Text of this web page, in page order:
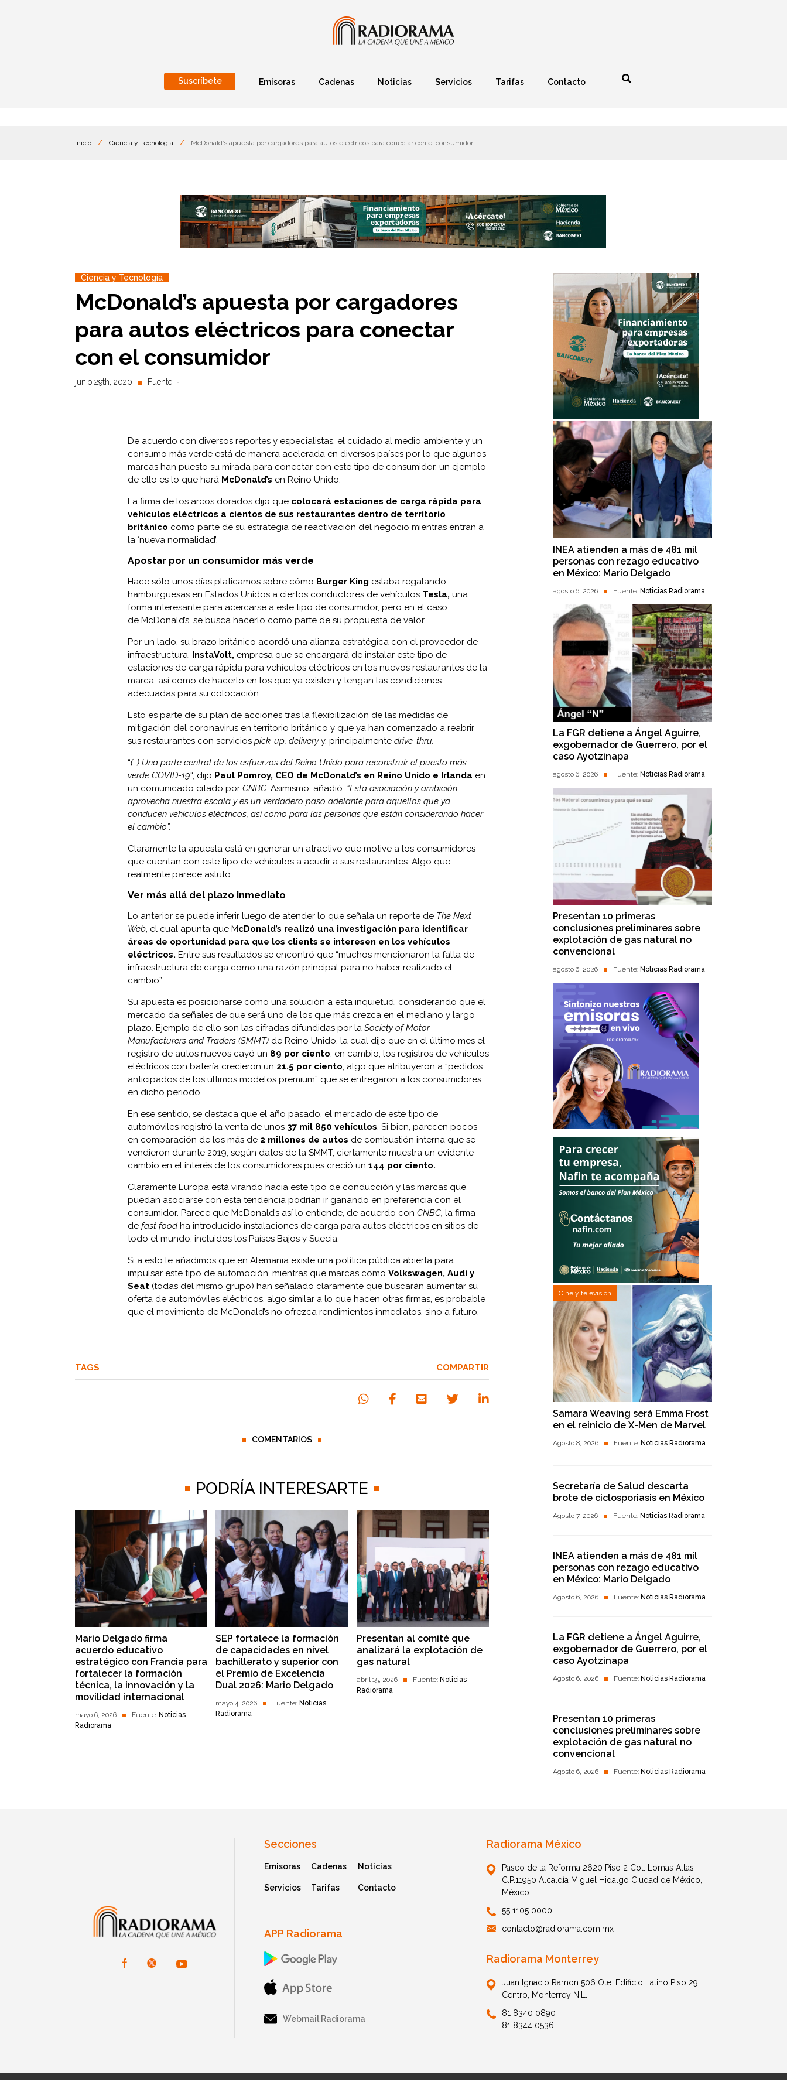
Suscríbete Emisoras Cadenas Noticias Servicios Tarifas Contacto
Inicio / Ciencia y Tecnología / McDonald’s apuesta por cargadores para autos eléctricos para conectar con el consumidor
Ciencia y Tecnología
McDonald’s apuesta por cargadores
para autos eléctricos para conectar
con el consumidor
junio 29th, 2020 Fuente: -
De acuerdo con diversos reportes y especialistas, el cuidado al medio ambiente y un
consumo más verde está de manera acelerada en diversos países por lo que algunos
marcas han puesto su mirada para conectar con este tipo de consumidor, un ejemplo
de ello es lo que hará McDonald’s en Reino Unido.
La firma de los arcos dorados dijo que colocará estaciones de carga rápida para
vehículos eléctricos a cientos de sus restaurantes dentro de territorio
británico como parte de su estrategia de reactivación del negocio mientras entran a
la ‘nueva normalidad’.
Apostar por un consumidor más verde
Hace sólo unos días platicamos sobre cómo Burger King estaba regalando
hamburguesas en Estados Unidos a ciertos conductores de vehículos Tesla, una
forma interesante para acercarse a este tipo de consumidor, pero en el caso
de McDonald’s, se busca hacerlo como parte de su propuesta de valor.
Por un lado, su brazo británico acordó una alianza estratégica con el proveedor de
infraestructura, InstaVolt, empresa que se encargará de instalar este tipo de
estaciones de carga rápida para vehículos eléctricos en los nuevos restaurantes de la
marca, así como de hacerlo en los que ya existen y tengan las condiciones
adecuadas para su colocación.
Esto es parte de su plan de acciones tras la flexibilización de las medidas de
mitigación del coronavirus en territorio británico y que ya han comenzado a reabrir
sus restaurantes con servicios pick-up, deliveryy, principalmente drive-thru.
“(…) Una parte central de los esfuerzos del Reino Unido para reconstruir el puesto más
verde COVID-19“, dijo Paul Pomroy, CEO de McDonald’s en Reino Unido e Irlanda en
un comunicado citado por CNBC. Asimismo, añadió: “Esta asociación y ambición
aprovecha nuestra escala y es un verdadero paso adelante para aquellos que ya
conducen vehículos eléctricos, así como para las personas que están considerando hacer
el cambio”.
Claramente la apuesta está en generar un atractivo que motive a los consumidores
que cuentan con este tipo de vehículos a acudir a sus restaurantes. Algo que
realmente parece astuto.
Ver más allá del plazo inmediato
Lo anterior se puede inferir luego de atender lo que señala un reporte de The Next
Web, el cual apunta que McDonald’s realizó una investigación para identificar
áreas de oportunidad para que los clients se interesen en los vehículos
eléctricos. Entre sus resultados se encontró que “muchos mencionaron la falta de
infraestructura de carga como una razón principal para no haber realizado el
cambio”.
Su apuesta es posicionarse como una solución a esta inquietud, considerando que el
mercado da señales de que será uno de los que más crezca en el mediano y largo
plazo. Ejemplo de ello son las cifradas difundidas por la Society of Motor
Manufacturers and Traders (SMMT) de Reino Unido, la cual dijo que en el último mes el
registro de autos nuevos cayó un 89 por ciento, en cambio, los registros de vehículos
eléctricos con batería crecieron un 21.5 por ciento, algo que atribuyeron a “pedidos
anticipados de los últimos modelos premium” que se entregaron a los consumidores
en dicho periodo.
En ese sentido, se destaca que el año pasado, el mercado de este tipo de
automóviles registró la venta de unos 37 mil 850 vehículos. Si bien, parecen pocos
en comparación de los más de 2 millones de autos de combustión interna que se
vendieron durante 2019, según datos de la SMMT, ciertamente muestra un evidente
cambio en el interés de los consumidores pues creció un 144 por ciento.
Claramente Europa está virando hacia este tipo de conducción y las marcas que
puedan asociarse con esta tendencia podrían ir ganando en preferencia con el
consumidor. Parece que McDonald’s así lo entiende, de acuerdo con CNBC, la firma
de fast food ha introducido instalaciones de carga para autos eléctricos en sitios de
todo el mundo, incluidos los Países Bajos y Suecia.
Si a esto le añadimos que en Alemania existe una política pública abierta para
impulsar este tipo de automoción, mientras que marcas como Volkswagen, Audi y
Seat (todas del mismo grupo) han señalado claramente que buscarán aumentar su
oferta de automóviles eléctricos, algo similar a lo que hacen otras firmas, es probable
que el movimiento de McDonald’s no ofrezca rendimientos inmediatos, sino a futuro.
TAGS COMPARTIR
COMENTARIOS
PODRÍA INTERESARTE
Mario Delgado firma
acuerdo educativo
estratégico con Francia para
fortalecer la formación
técnica, la innovación y la
movilidad internacional
mayo 6, 2026 Fuente: Noticias
Radiorama
SEP fortalece la formación
de capacidades en nivel
bachillerato y superior con
el Premio de Excelencia
Dual 2026: Mario Delgado
mayo 4, 2026 Fuente: Noticias
Radiorama
Presentan al comité que
analizará la explotación de
gas natural
abril 15, 2026 Fuente: Noticias
Radiorama
INEA atienden a más de 481 mil
personas con rezago educativo
en México: Mario Delgado
agosto 6, 2026 Fuente: Noticias Radiorama
La FGR detiene a Ángel Aguirre,
exgobernador de Guerrero, por el
caso Ayotzinapa
agosto 6, 2026 Fuente: Noticias Radiorama
Presentan 10 primeras
conclusiones preliminares sobre
explotación de gas natural no
convencional
agosto 6, 2026 Fuente: Noticias Radiorama
Cine y televisión
Samara Weaving será Emma Frost
en el reinicio de X-Men de Marvel
Agosto 8, 2026 Fuente: Noticias Radiorama
Secretaría de Salud descarta
brote de ciclosporiasis en México
Agosto 7, 2026 Fuente: Noticias Radiorama
INEA atienden a más de 481 mil
personas con rezago educativo
en México: Mario Delgado
Agosto 6, 2026 Fuente: Noticias Radiorama
La FGR detiene a Ángel Aguirre,
exgobernador de Guerrero, por el
caso Ayotzinapa
Agosto 6, 2026 Fuente: Noticias Radiorama
Presentan 10 primeras
conclusiones preliminares sobre
explotación de gas natural no
convencional
Agosto 6, 2026 Fuente: Noticias Radiorama
Secciones
Emisoras Cadenas Noticias
Servicios Tarifas Contacto
APP Radiorama
Webmail Radiorama
Radiorama México
Paseo de la Reforma 2620 Piso 2 Col. Lomas Altas
C.P.11950 Alcaldía Miguel Hidalgo Ciudad de México,
México
55 1105 0000
contacto@radiorama.com.mx
Radiorama Monterrey
Juan Ignacio Ramon 506 Ote. Edificio Latino Piso 29
Centro, Monterrey N.L.
81 8340 0890
81 8344 0536